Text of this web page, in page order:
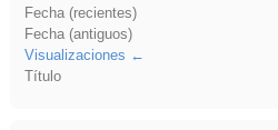
Fecha (recientes)
Fecha (antiguos)
Visualizaciones
Título